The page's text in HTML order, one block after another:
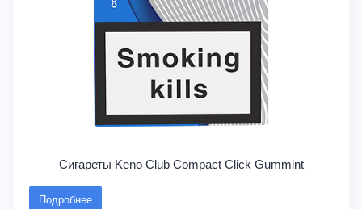
Сигареты Keno Club Compact Click Gummint
Подробнее